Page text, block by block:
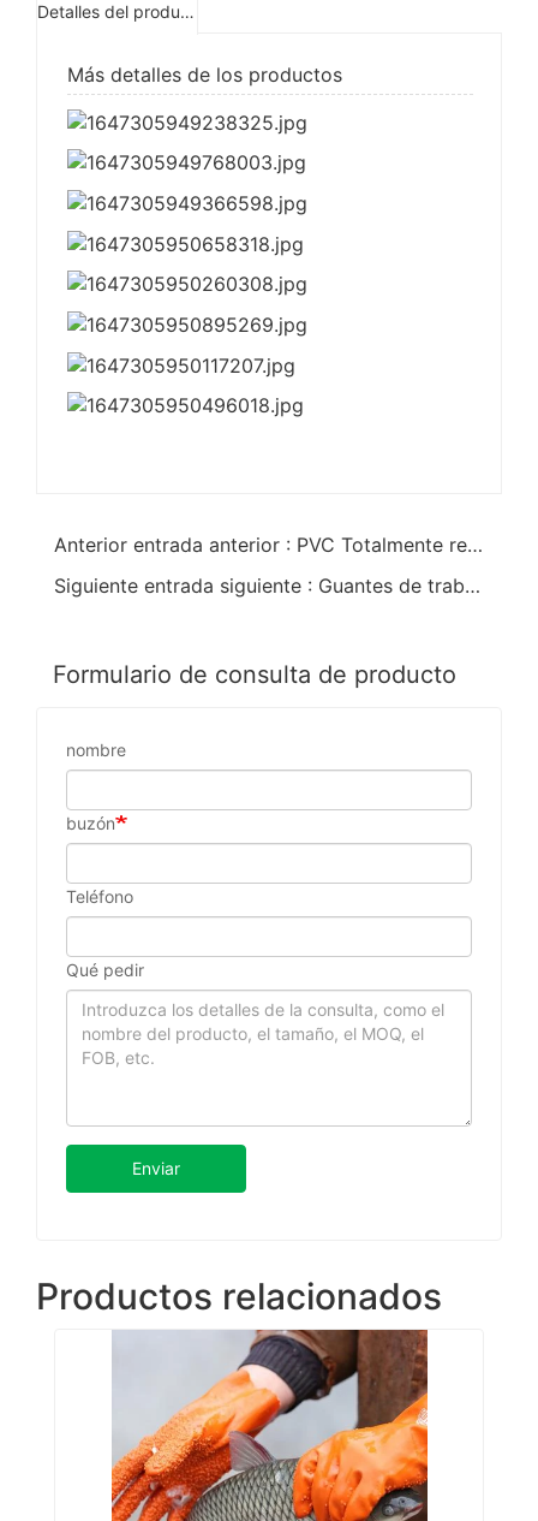
Detalles del producto
Más detalles de los productos
Anterior entrada anterior : PVC Totalmente recubierto De pescado algodón Jersey Liner Guantelete Industrial Guantes Industriales
Siguiente entrada siguiente : Guantes de trabajo de caucho industrial de pvc negro
Formulario de consulta de producto
nombre
buzón
Teléfono
Qué pedir
Enviar
Productos relacionados